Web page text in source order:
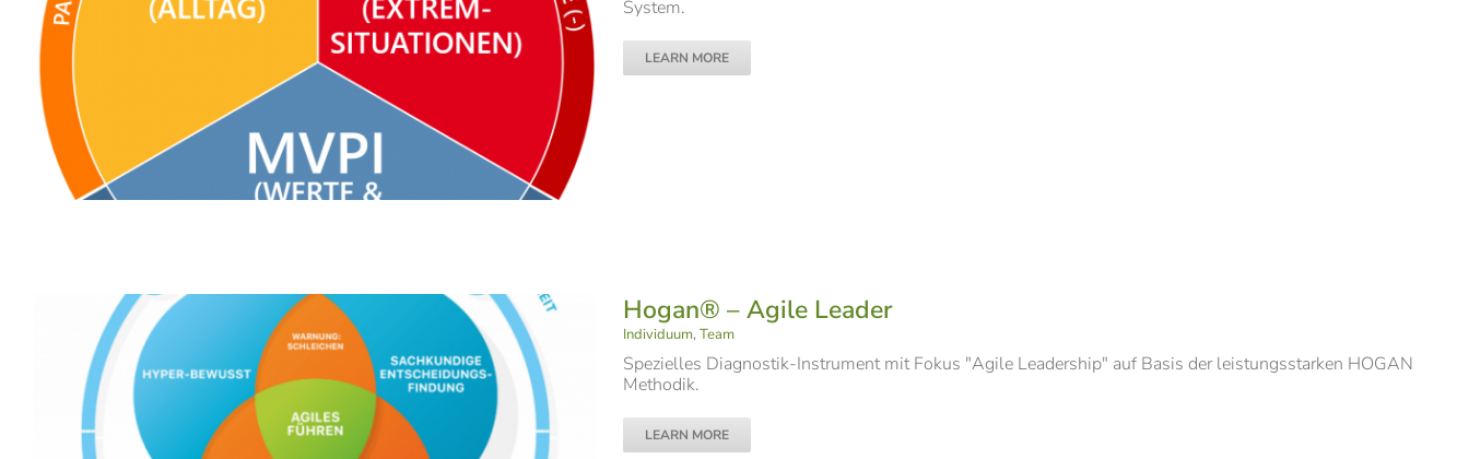
System.
LEARN MORE
Hogan® – Agile Leader
Individuum, Team
Spezielles Diagnostik-Instrument mit Fokus "Agile Leadership" auf Basis der leistungsstarken HOGAN
Methodik.
LEARN MORE